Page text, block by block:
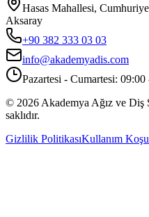
Hasas Mahallesi,
Aksaray
+90 382 333 03 03
info@akademyadis.com
Pazartesi - Cumartesi: 09:00
© 2026 Akademya Ağız ve Diş
saklıdır.
Gizlilik PolitikasıKullanım